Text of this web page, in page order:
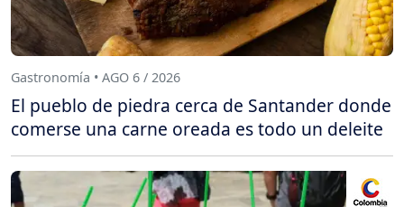
Gastronomía • AGO 6 / 2026
El pueblo de piedra cerca de Santander donde
comerse una carne oreada es todo un deleite